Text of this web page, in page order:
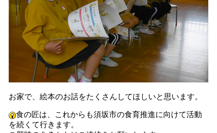
お家で、絵本のお話をたくさんしてほしいと思います。
食の匠は、これからも須坂市の食育推進に向けて活動
を続くて行きます。